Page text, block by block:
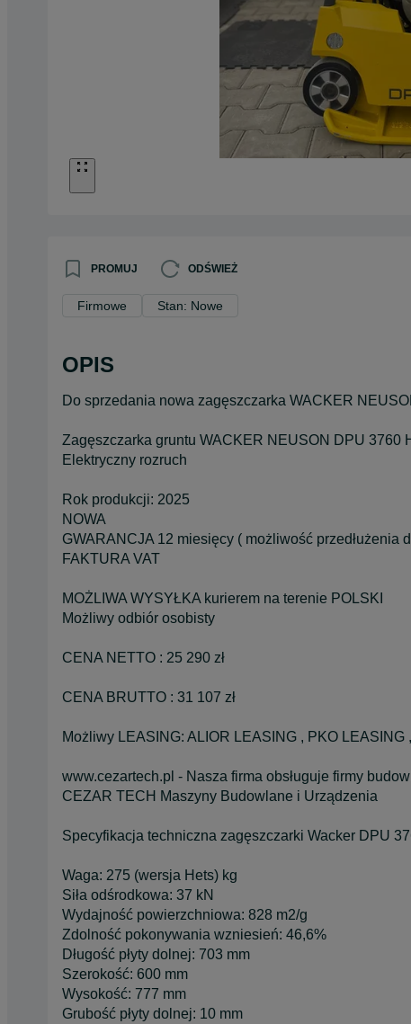
PROMUJ ODŚWIEŻ
Firmowe Stan: Nowe
OPIS
Do sprzedania nowa zagęszczarka WACKER
Zagęszczarka gruntu WACKER NEUSON DPU 3760
Elektryczny rozruch
Rok produkcji: 2025
NOWA
GWARANCJA 12 miesięcy ( możliwość przedłużenia
FAKTURA VAT
MOŻLIWA WYSYŁKA kurierem na terenie POLSKI
Możliwy odbiór osobisty
CENA NETTO : 25 290 zł
CENA BRUTTO : 31 107 zł
Możliwy LEASING: ALIOR LEASING , PKO LEASING
www.cezartech.pl - Nasza firma obsługuje firmy
CEZAR TECH Maszyny Budowlane i Urządzenia
Specyfikacja techniczna zagęszczarki Wacker DPU
Waga: 275 (wersja Hets) kg
Siła odśrodkowa: 37 kN
Wydajność powierzchniowa: 828 m2/g
Zdolność pokonywania wzniesień: 46,6%
Długość płyty dolnej: 703 mm
Szerokość: 600 mm
Wysokość: 777 mm
Grubość płyty dolnej: 10 mm